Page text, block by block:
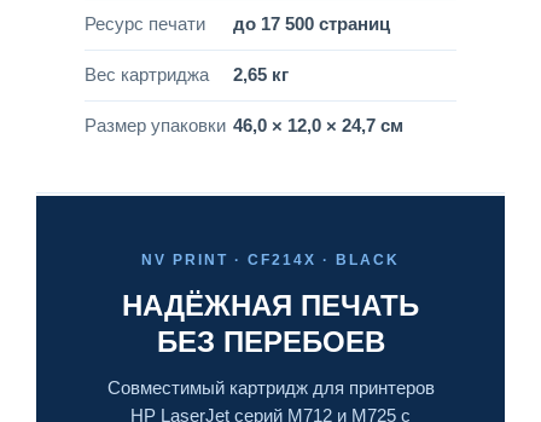
Ресурс печати до 17 500 страниц
Вес картриджа 2,65 кг
Размер упаковки 46,0 × 12,0 × 24,7 см
NV PRINT · CF214X · BLACK
НАДЁЖНАЯ ПЕЧАТЬ
БЕЗ ПЕРЕБОЕВ
Совместимый картридж для принтеров
HP LaserJet серий M712 и M725 с